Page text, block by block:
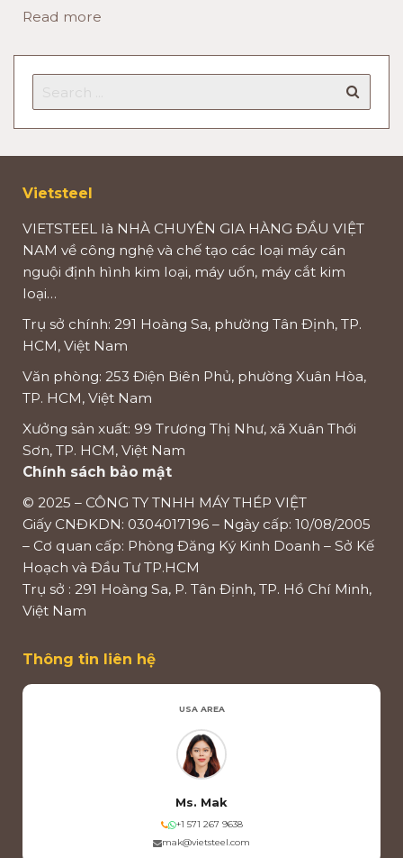
Read more
Vietsteel
VIETSTEEL là NHÀ CHUYÊN GIA HÀNG ĐẦU VIỆT
NAM về công nghệ và chế tạo các loại máy cán
nguội định hình kim loại, máy uốn, máy cắt kim
loại…
Trụ sở chính: 291 Hoàng Sa, phường Tân Định, TP.
HCM, Việt Nam
Văn phòng: 253 Điện Biên Phủ, phường Xuân Hòa,
TP. HCM, Việt Nam
Xưởng sản xuất: 99 Trương Thị Như, xã Xuân Thới
Sơn, TP. HCM, Việt Nam
Chính sách bảo mật
© 2025 – CÔNG TY TNHH MÁY THÉP VIỆT
Giấy CNĐKDN: 0304017196 – Ngày cấp: 10/08/2005
– Cơ quan cấp: Phòng Đăng Ký Kinh Doanh – Sở Kế
Hoạch và Đầu Tư TP.HCM
Trụ sở : 291 Hoàng Sa, P. Tân Định, TP. Hồ Chí Minh,
Việt Nam
Thông tin liên hệ
USA AREA
Ms. Mak
+1 571 267 9638
mak@vietsteel.com